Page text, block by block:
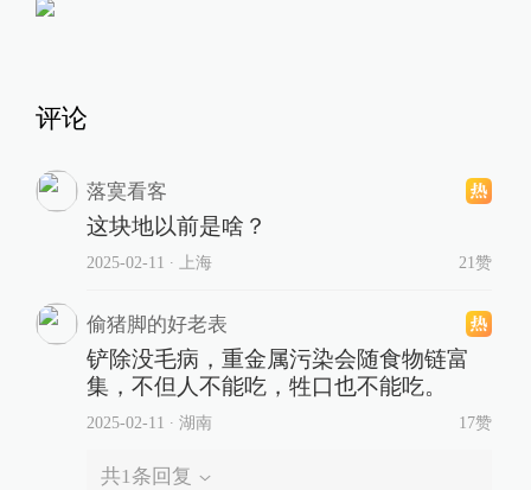
评论
落寞看客
这块地以前是啥？
2025-02-11 ∙ 上海 21赞
偷猪脚的好老表
铲除没毛病，重金属污染会随食物链富
集，不但人不能吃，牲口也不能吃。
2025-02-11 ∙ 湖南 17赞
共1条回复